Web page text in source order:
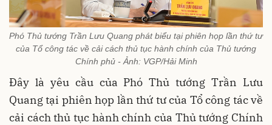
Phó Thủ tướng Trần Lưu Quang phát biểu tại phiên họp lần thứ tư
của Tổ công tác về cải cách thủ tục hành chính của Thủ tướng
Chính phủ - Ảnh: VGP/Hải Minh
Đây là yêu cầu của Phó Thủ tướng Trần Lưu
Quang tại phiên họp lần thứ tư của Tổ công tác về
cải cách thủ tục hành chính của Thủ tướng Chính